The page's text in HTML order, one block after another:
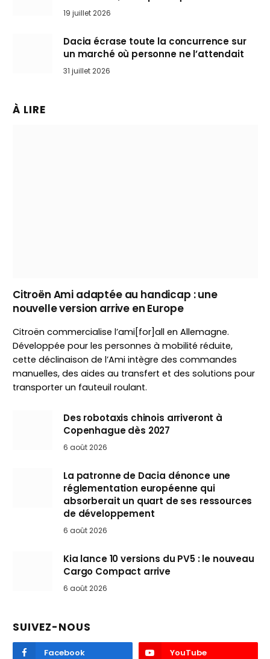
l’art de rouler cheveux au vent
19 juillet 2026
Dacia écrase toute la concurrence sur
un marché où personne ne l’attendait
31 juillet 2026
À LIRE
Citroën Ami adaptée au handicap : une
nouvelle version arrive en Europe
Citroën commercialise l’ami[for]all en Allemagne.
Développée pour les personnes à mobilité réduite,
cette déclinaison de l’Ami intègre des commandes
manuelles, des aides au transfert et des solutions pour
transporter un fauteuil roulant.
Des robotaxis chinois arriveront à
Copenhague dès 2027
6 août 2026
La patronne de Dacia dénonce une
réglementation européenne qui
absorberait un quart de ses ressources
de développement
6 août 2026
Kia lance 10 versions du PV5 : le nouveau
Cargo Compact arrive
6 août 2026
SUIVEZ-NOUS
Facebook YouTube